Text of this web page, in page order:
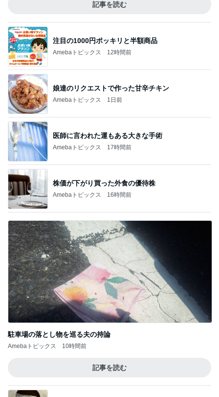
記事を読む
注目の1000円ポッキリと半額商品
Amebaトピックス 12時間前
娘達のリクエストで作った甘辛チキン
Amebaトピックス 1日前
医師に言われた運もある大きな手術
Amebaトピックス 17時間前
株価が下がり買った外食の優待株
Amebaトピックス 16時間前
駐車場の落とし物を巡る夫の持論
Amebaトピックス 10時間前
記事を読む